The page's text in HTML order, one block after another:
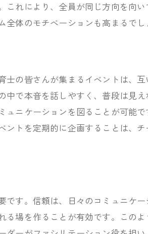
交流法
を築く
体策
事例
グの活用
話術
合い法
れにより、全員が同じ方向を向
体のモチベーションも高まるでし
の皆さんが集まるイベントは、
で本音を話しやすく、普段は見え
ニケーションを図ることが可能
トを定期的に企画することは、
す。信頼は、日々のコミュニケ
場を作ることが有効です。この